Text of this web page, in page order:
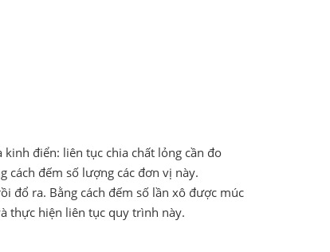
điển: liên tục chia chất lỏng cần đo
cách đếm số lượng các đơn vị này.
đổ ra. Bằng cách đếm số lần xô được múc
thực hiện liên tục quy trình này.